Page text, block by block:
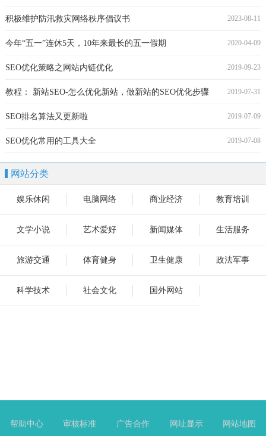
2023-08-11
积极维护防汛救灾网络秩序倡议书
2020-04-09
今年“五一”连休5天，10年来最长的五一假期
2019-09-23
SEO优化策略之网站内链优化
2019-07-31
教程： 新站SEO-怎么优化新站，做新站的SEO优化步骤
2019-07-09
SEO排名算法又更新啦
2019-07-08
SEO优化常用的工具大全
网站分类
娱乐休闲 电脑网络 商业经济 教育培训
文学小说 艺术爱好 新闻媒体 生活服务
旅游交通 体育健身 卫生健康 政法军事
科学技术 社会文化 国外网站
帮助中心 审核标准 广告合作 网址显示 网站地图